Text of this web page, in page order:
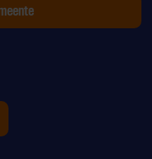
op Instagram
op Youtube
Sporten op